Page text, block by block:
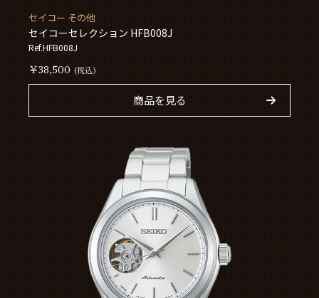
セイコー その他
セイコーセレクション HFB008J
Ref.HFB008J
￥38,500 (税込)
商品を見る